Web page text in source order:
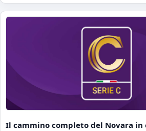
Il cammino completo del Novara in